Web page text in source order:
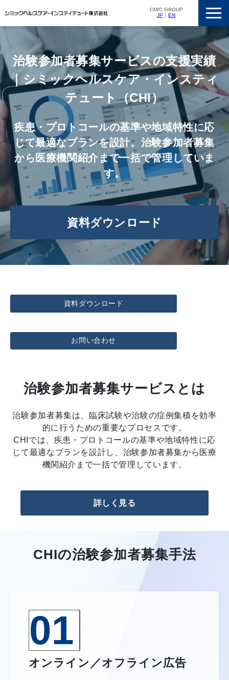
CMIC GROUP
JP ｜EN
サービス一覧
私たちの強み
支援実績
ニュースリリース
会社概要
採用情報
治験参加者募集サービスの支援実績
｜シミックヘルスケア・インスティ
テュート（CHI）
疾患・プロトコールの基準や地域特性に応
じて最適なプランを設計。治験参加者募集
から医療機関紹介まで一括で管理していま
す。
資料ダウンロード
資料ダウンロード
お問い合わせ
治験参加者募集サービスとは
治験参加者募集は、臨床試験や治験の症例集積を効率
的に行うための重要なプロセスです。
CHIでは、疾患・プロトコールの基準や地域特性に応
じて最適なプランを設計し、治験参加者募集から医療
機関紹介まで一括で管理しています。
詳しく見る
CHIの治験参加者募集手法
01
オンライン／オフライン広告